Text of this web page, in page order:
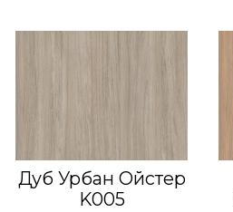
Дуб Урбан Ойстер
K005